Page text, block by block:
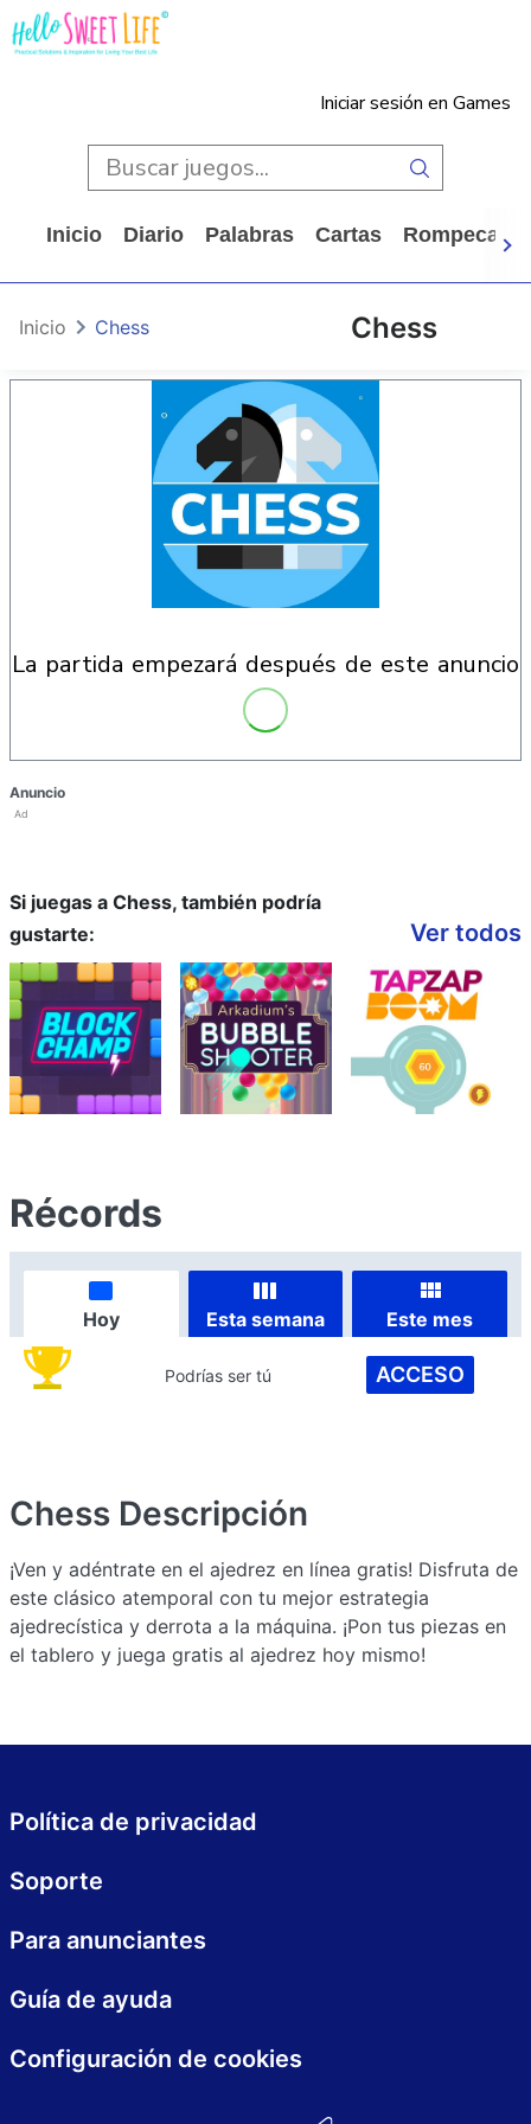
Iniciar sesión en Games
Inicio Diario Palabras Cartas
Chess
Inicio Chess
la partida empezará después de este anuncio
Anuncio
Ad
Si juegas a Chess, también podría
gustarte:
Ver todos
Récords
Hoy Esta semana Este mes
Podrías ser tú ACCESO
Chess Descripción
¡Ven y adéntrate en el ajedrez en línea gratis! Disfruta de
este clásico atemporal con tu mejor estrategia
ajedrecística y derrota a la máquina. ¡Pon tus piezas en
el tablero y juega gratis al ajedrez hoy mismo!
Política de privacidad
Soporte
Para anunciantes
Guía de ayuda
Configuración de cookies